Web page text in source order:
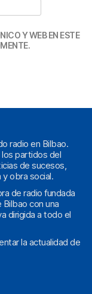
Y WEB EN ESTE
radio en Bilbao.
los partidos del
de sucesos,
obra social.
de radio fundada
con una
dirigida a todo el
la actualidad de